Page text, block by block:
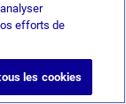
efforts de
les cookies